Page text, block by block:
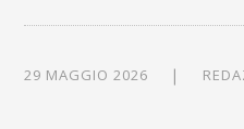
29 MAGGIO 2026